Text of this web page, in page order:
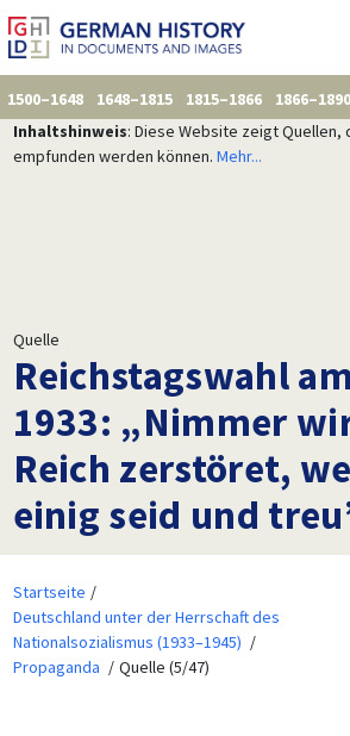
1500–1648 1648–1815 1815–1866 1866–1890
Inhaltshinweis: Diese Website zeigt Quellen,
empfunden werden können. Mehr...
Quelle
Reichstagswahl
1933: „Nimmer
Reich zerstöret,
einig seid und
Startseite
Deutschland unter der Herrschaft des
Nationalsozialismus (1933–1945)
Propaganda
Quelle (5/47)